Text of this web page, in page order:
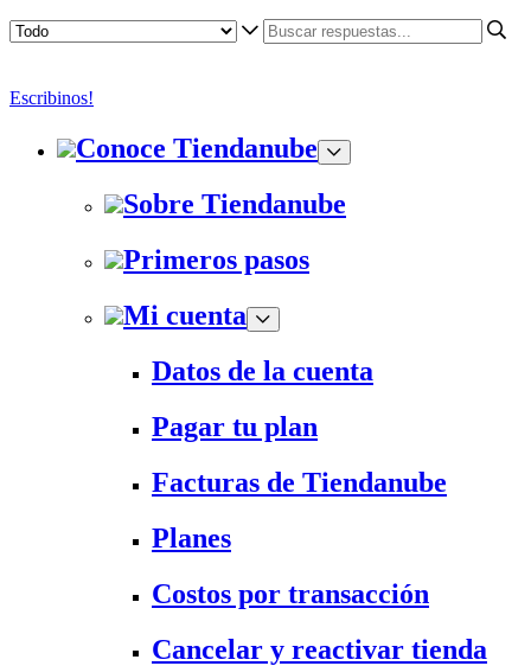
Escribinos!
Conoce Tiendanube
Sobre Tiendanube
Primeros pasos
Mi cuenta
Datos de la cuenta
Pagar tu plan
Facturas de Tiendanube
Planes
Costos por transacción
Cancelar y reactivar tienda